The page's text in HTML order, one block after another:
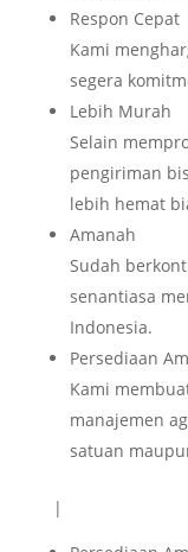
Respon Cepat
Kami
segera
Lebih Murah
Selain
pengiriman
lebih hemat
Amanah
Sudah
senantiasa
Indonesia.
Persediaan
Kami
manajemen
satuan
|